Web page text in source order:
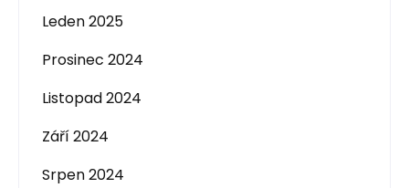
Leden 2025
Prosinec 2024
Listopad 2024
Září 2024
Srpen 2024